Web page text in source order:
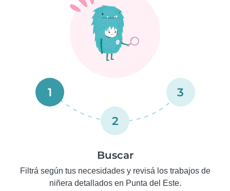
1
2
3
Buscar
Filtrá según tus necesidades y revisá los trabajos de
niñera detallados en Punta del Este.